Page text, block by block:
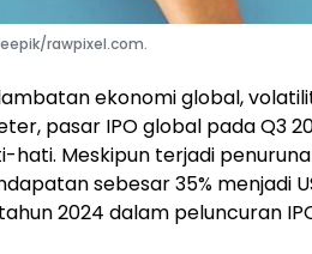
rawpixel.com.
ekonomi global,
pasar IPO global pada Q3
Meskipun terjadi
sebesar 35% menjadi
2024 dalam peluncuran